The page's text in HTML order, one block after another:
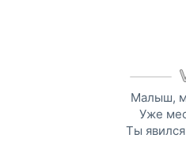
Малыш,
Уже
Ты